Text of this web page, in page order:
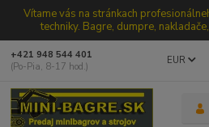
Vítame vás na stránkach
techniky. Bagre, dumpre,
EUR
+421 948 544 401
(Po-Pia, 8-17 hod.)